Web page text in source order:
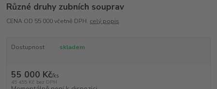
Různé druhy zubních souprav
CENA OD 55 000 včetně DPH. celý popis
Dostupnost skladem
55 000 Kč/ks
45 455 Kč bez DPH